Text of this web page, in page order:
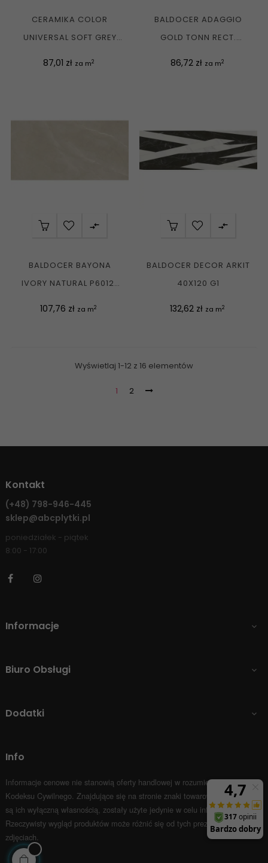
CERAMIKA COLOR
UNIVERSAL SOFT GREY
Cena
87,01 zł za m2
BALDOCER ADAGGIO
GOLD TONN RECT.
Cena
86,72 zł za m2

BALDOCER BAYONA
IVORY NATURAL P6012L
Cena
107,76 zł za m2

BALDOCER DECOR ARKIT
40X120 G1
Cena
132,62 zł za m2
Wyświetlaj 1-12 z 16 elementów
1 2
Kontakt
(+48) 798-946-445
sklep@abcplytki.pl
poniedziałek - piątek
8:00 - 17:00
Facebook
Informacje 
Biuro Obsługi 
Dodatki 
Info
Informacje cenowe nie stanowią oferty handlowej w rozumieniu Art.66 par.1
Kodeksu Cywilnego. Znajdujące się na stronie znaki towarowe i nazwy firm
są ich wyłączną własnością, zostały użyte jedynie w celu informacyjnym.
Rzeczywisty wygląd produktów może różnić się od tych prezentowanych na
zdjęciach.